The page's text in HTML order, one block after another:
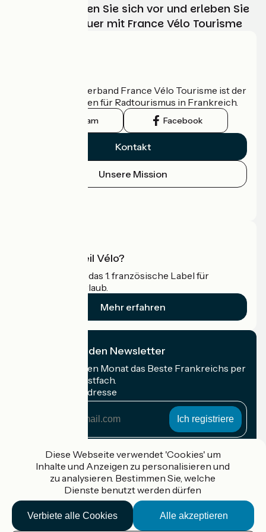
Wählen, bereiten Sie sich vor und erleben Sie
Ihr Radabenteuer mit France Vélo Tourisme
Der nationale Verband France Vélo Tourisme ist der
offizielle Leitfaden für Radtourismus in Frankreich.
Instagram Facebook
Kontakt
Unsere Mission
Was ist Accueil Vélo?
Accueil Vélo ist das 1. französische Label für
Radfahrer im Urlaub.
Mehr erfahren
Ich abonniere den Newsletter
Erhalten Sie jeden Monat das Beste Frankreichs per
Rad in Ihrem Postfach.
Meine E-Mail-Adresse
Adresse
Gefördert im Rahmen von Destination France
Accueil Vélo Pro
Diese Webseite verwendet 'Cookies' um
Inhalte und Anzeigen zu personalisieren und
zu analysieren. Bestimmen Sie, welche
Dienste benutzt werden dürfen
Alle akzeptieren
Verbiete alle Cookies